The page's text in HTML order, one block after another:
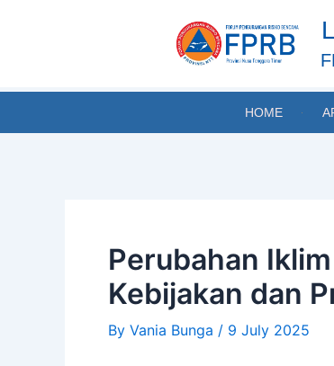
HOME
Perubahan
Kebijakan dan
By Vania Bunga / 9 July 2025
navigation